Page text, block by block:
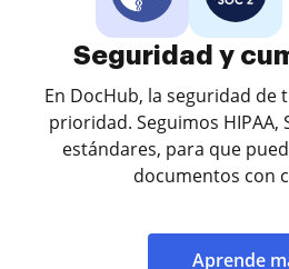
Seguridad y
En DocHub, la seguridad de
prioridad. Seguimos HIPAA,
estándares, para que
documentos con
Aprende